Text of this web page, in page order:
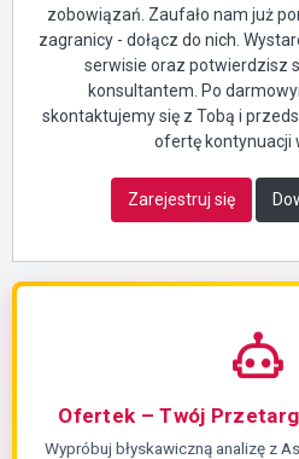
zobowiązań. Zaufało nam już
zagranicy - dołącz do nich.
serwisie oraz potwierdzisz
konsultantem. Po
skontaktujemy się z Tobą i
ofertę kontynuacji
Zarejestruj się
Ofertek – Twój
Wypróbuj błyskawiczną analizę z